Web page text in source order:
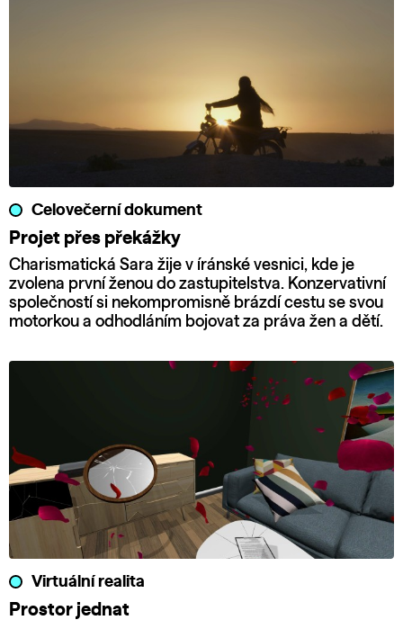
Celovečerní dokument
Projet přes překážky
Charismatická Sara žije v íránské vesnici, kde je
zvolena první ženou do zastupitelstva. Konzervativní
společností si nekompromisně brázdí cestu se svou
motorkou a odhodláním bojovat za práva žen a dětí.
Virtuální realita
Prostor jednat